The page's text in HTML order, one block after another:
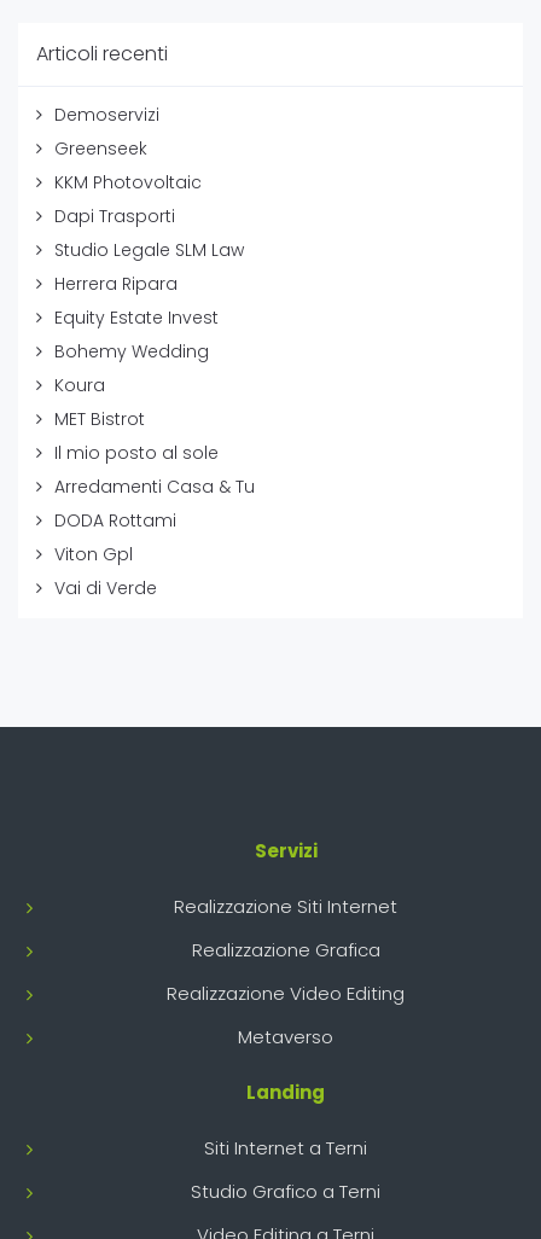
Articoli recenti
Demoservizi
Greenseek
KKM Photovoltaic
Dapi Trasporti
Studio Legale SLM Law
Herrera Ripara
Equity Estate Invest
Bohemy Wedding
Koura
MET Bistrot
Il mio posto al sole
Arredamenti Casa & Tu
DODA Rottami
Viton Gpl
Vai di Verde
Servizi
Realizzazione Siti Internet
Realizzazione Grafica
Realizzazione Video Editing
Metaverso
Landing
Siti Internet a Terni
Studio Grafico a Terni